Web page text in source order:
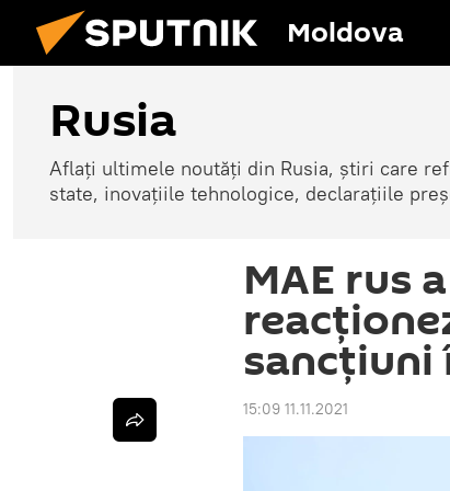
Moldova
Rusia
Aflați ultimele noutăți din Rusia, știri care
state, inovațiile tehnologice, declarațiile
MAE rus
sancțiuni
15:09 11.11.2021